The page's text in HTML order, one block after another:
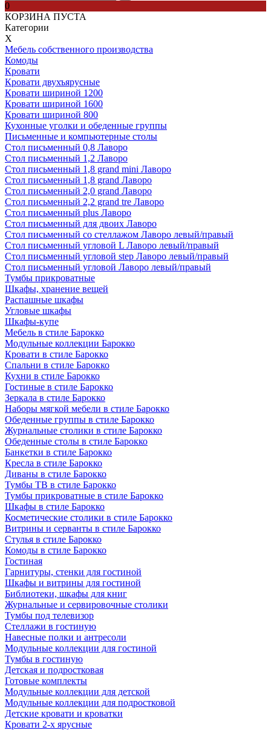
0
КОРЗИНА ПУСТА
Категории
Х
Мебель собственного производства
Комоды
Кровати
Кровати двухъярусные
Кровати шириной 1200
Кровати шириной 1600
Кровати шириной 800
Кухонные уголки и обеденные группы
Письменные и компьютерные столы
Стол письменный 0,8 Лаворо
Стол письменный 1,2 Лаворо
Стол письменный 1,8 grand mini Лаворо
Стол письменный 1,8 grand Лаворо
Стол письменный 2,0 grand Лаворо
Стол письменный 2,2 grand tre Лаворо
Стол письменный plus Лаворо
Стол письменный для двоих Лаворо
Стол письменный со стеллажом Лаворо левый/правый
Стол письменный угловой L Лаворо левый/правый
Стол письменный угловой step Лаворо левый/правый
Стол письменный угловой Лаворо левый/правый
Тумбы прикроватные
Шкафы, хранение вещей
Распашные шкафы
Угловые шкафы
Шкафы-купе
Мебель в стиле Барокко
Модульные коллекции Барокко
Кровати в стиле Барокко
Спальни в стиле Барокко
Кухни в стиле Барокко
Гостиные в стиле Барокко
Зеркала в стиле Барокко
Наборы мягкой мебели в стиле Барокко
Обеденные группы в стиле Барокко
Журнальные столики в стиле Барокко
Обеденные столы в стиле Барокко
Банкетки в стиле Барокко
Кресла в стиле Барокко
Диваны в стиле Барокко
Тумбы ТВ в стиле Барокко
Тумбы прикроватные в стиле Барокко
Шкафы в стиле Барокко
Косметические столики в стиле Барокко
Витрины и серванты в стиле Барокко
Стулья в стиле Барокко
Комоды в стиле Барокко
Гостиная
Гарнитуры, стенки для гостиной
Шкафы и витрины для гостиной
Библиотеки, шкафы для книг
Журнальные и сервировочные столики
Тумбы под телевизор
Стеллажи в гостиную
Навесные полки и антресоли
Модульные коллекции для гостиной
Тумбы в гостиную
Детская и подростковая
Готовые комплекты
Модульные коллекции для детской
Модульные коллекции для подростковой
Детские кровати и кроватки
Кровати 2-х ярусные